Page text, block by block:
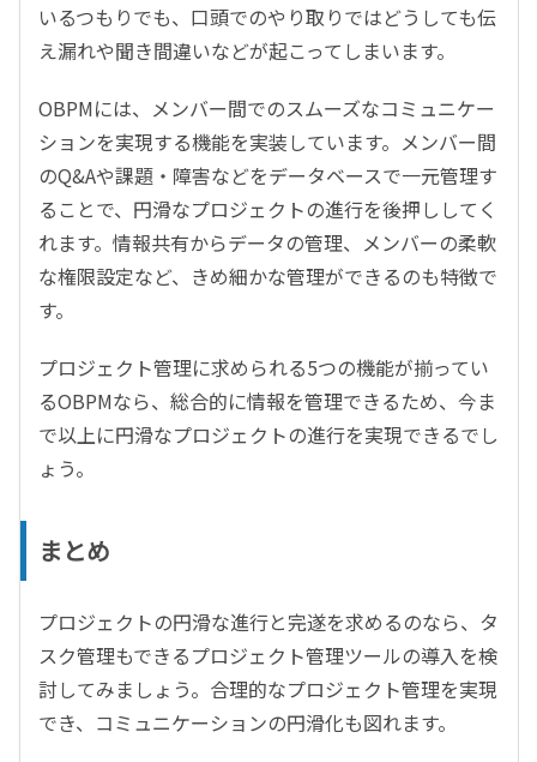
いるつもりでも、口頭でのやり取りではどうしても伝
え漏れや聞き間違いなどが起こってしまいます。
OBPMには、メンバー間でのスムーズなコミュニケー
ションを実現する機能を実装しています。メンバー間
のQ&Aや課題・障害などをデータベースで一元管理す
ることで、円滑なプロジェクトの進行を後押ししてく
れます。情報共有からデータの管理、メンバーの柔軟
な権限設定など、きめ細かな管理ができるのも特徴で
す。
プロジェクト管理に求められる5つの機能が揃ってい
るOBPMなら、総合的に情報を管理できるため、今ま
で以上に円滑なプロジェクトの進行を実現できるでし
ょう。
まとめ
プロジェクトの円滑な進行と完遂を求めるのなら、タ
スク管理もできるプロジェクト管理ツールの導入を検
討してみましょう。合理的なプロジェクト管理を実現
でき、コミュニケーションの円滑化も図れます。